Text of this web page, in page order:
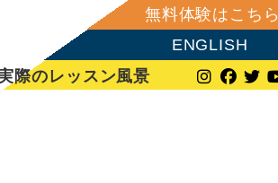
無料体験はこちら
ENGLISH
際のレッスン風景